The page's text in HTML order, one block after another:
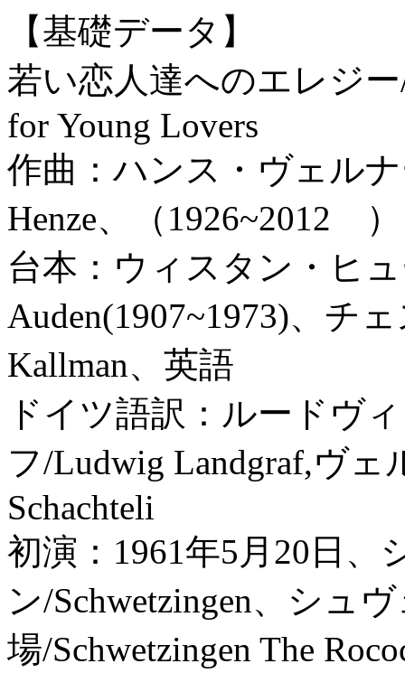
【基礎データ】
若い恋人達へのエレジー
for Young Lovers
作曲：ハンス・ヴェルナ
Henze、（1926~2012 ）
台本：ウィスタン・ヒ
Auden(1907~1973)、チ
Kallman、英語
ドイツ語訳：ルードヴ
フ/Ludwig Landgraf,ヴ
Schachteli
初演：1961年5月20日、
ン/Schwetzingen、シュ
場/Schwetzingen The